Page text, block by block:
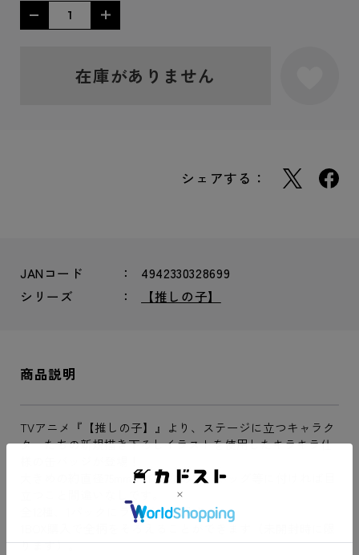
在庫がありません
シェアする：
JANコード
4942330328699
シリーズ
【推しの子】
商品説明
TVアニメ『【推しの子】』より、ステージに立つキャラク
ターたちの新規描き下ろしイラストを使用したキラキラ仕
大きめの約直径75mmサイズなので、バッグ等に付ければ目
全12種、1パックにランダム1種入り。
1BOX購入で全柄をそろえることができます（未開封時に限
ります）。